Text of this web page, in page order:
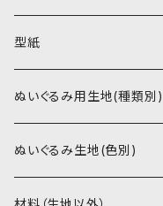
型紙
書籍（紙の本）
PDFデータ（ダウンロード）
ぬいぐるみ用生地(種類別)
ソフトボア（短毛）
ソフトボア（5mm）
ぬいぐるみ生地(色別)
ソフトボア